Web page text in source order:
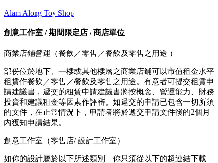
Alam Along Toy Shop
創意工作室 / 期間限定店 / 商店單位
商業店鋪營運（餐飲／零售／餐飲及零售之用途 ）
部份位於地下、一樓或其他樓層之商業店鋪可以市值租金水平
租賃作餐飲／零售／餐飲及零售之用途。有意者可提交租賃申
請建議書，遞交的租賃申請建議書將按概念、營運能力、財務
投資和建議租金等因素作評審。如遞交的申請已包含一切所須
的文件，在正常情況下，申請者將於遞交申請文件後的2個月
內獲知申請結果。
創意工作室（零售店/ 設計工作室）
如你的設計屬於以下所述類別，你只須從以下的超連結下載